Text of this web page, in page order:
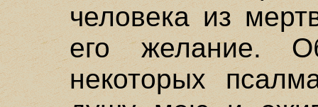
человека из
его желание.
некоторых